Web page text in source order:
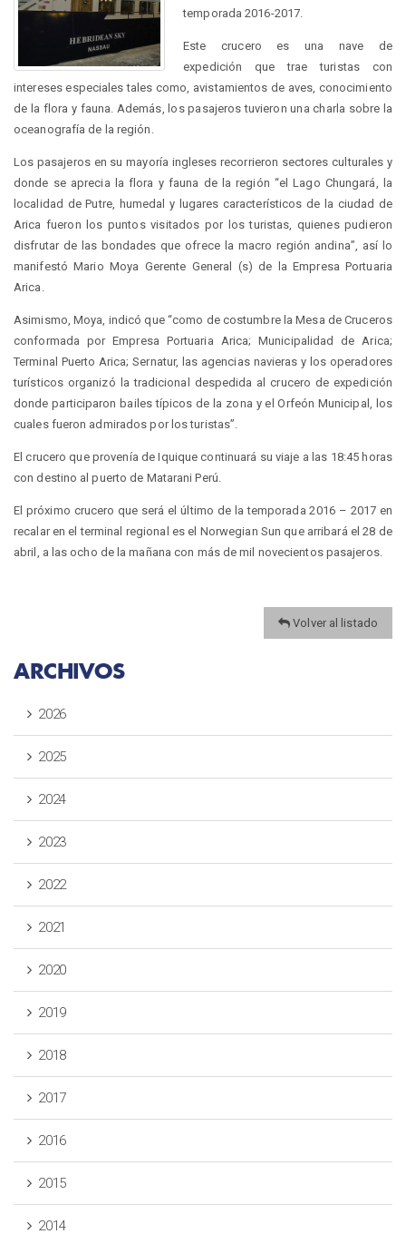
temporada 2016-2017.
Este crucero es una nave de
expedición que trae turistas con
intereses especiales tales como, avistamientos de aves, conocimiento
de la flora y fauna. Además, los pasajeros tuvieron una charla sobre la
oceanografía de la región.
Los pasajeros en su mayoría ingleses recorrieron sectores culturales y
donde se aprecia la flora y fauna de la región “el Lago Chungará, la
localidad de Putre, humedal y lugares característicos de la ciudad de
Arica fueron los puntos visitados por los turistas, quienes pudieron
disfrutar de las bondades que ofrece la macro región andina”, así lo
manifestó Mario Moya Gerente General (s) de la Empresa Portuaria
Arica.
Asimismo, Moya, indicó que “como de costumbre la Mesa de Cruceros
conformada por Empresa Portuaria Arica; Municipalidad de Arica;
Terminal Puerto Arica; Sernatur, las agencias navieras y los operadores
turísticos organizó la tradicional despedida al crucero de expedición
donde participaron bailes típicos de la zona y el Orfeón Municipal, los
cuales fueron admirados por los turistas”.
El crucero que provenía de Iquique continuará su viaje a las 18:45 horas
con destino al puerto de Matarani Perú.
El próximo crucero que será el último de la temporada 2016 – 2017 en
recalar en el terminal regional es el Norwegian Sun que arribará el 28 de
abril, a las ocho de la mañana con más de mil novecientos pasajeros.
Volver al listado
ARCHIVOS
2026
2025
2024
2023
2022
2021
2020
2019
2018
2017
2016
2015
2014